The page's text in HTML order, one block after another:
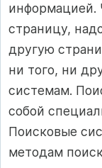
информацией.
страницу,
другую
ни того, ни
системам.
собой
Поисковые
методам